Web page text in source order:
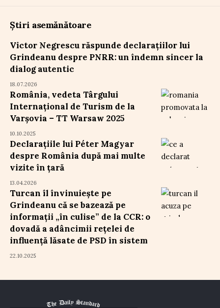
Știri asemănătoare
Victor Negrescu răspunde declarațiilor lui
Grindeanu despre PNRR: un îndemn sincer la
dialog autentic
18.07.2026
România, vedeta Târgului
Internațional de Turism de la
Varșovia – TT Warsaw 2025
10.10.2025
Declarațiile lui Péter Magyar
despre România după mai multe
vizite în țară
13.04.2026
Turcan îl învinuiește pe
Grindeanu că se bazează pe
informații „în culise” de la CCR: o
dovadă a adâncimii rețelei de
influență lăsate de PSD în sistem
22.10.2025